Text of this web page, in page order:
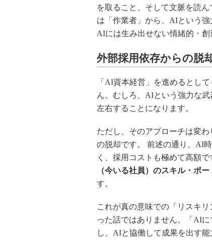
を取ること、そして文脈を読
は「作業者」から、AIという
AIには生み出せない情緒的・
外部採用依存からの脱
「AI資本経営」を進めるとし
ん。むしろ、AIという強力な
左右することになります。
ただし、そのアプローチは変
の脱却です。 前述の通り、AI
く、採用コストも極めて高額
（今いる社員）のスキル・ポ
す。
これが真の意味での「リスキ
った話ではありません。「AI
し、AIと協働して成果を出す